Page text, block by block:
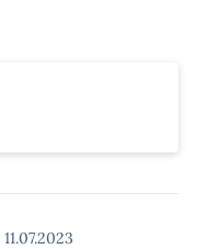
11.07.2023